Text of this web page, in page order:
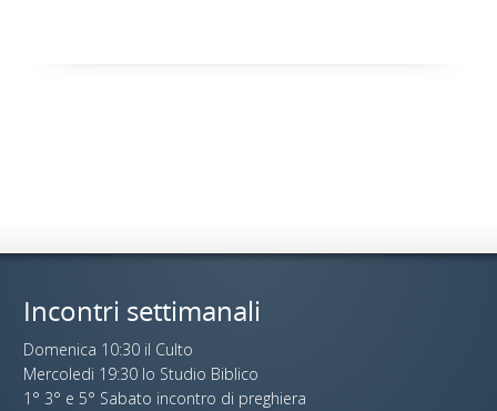
Incontri settimanali
Domenica 10:30 il Culto
Mercoledi 19:30 lo Studio Biblico
1° 3° e 5° Sabato incontro di preghiera